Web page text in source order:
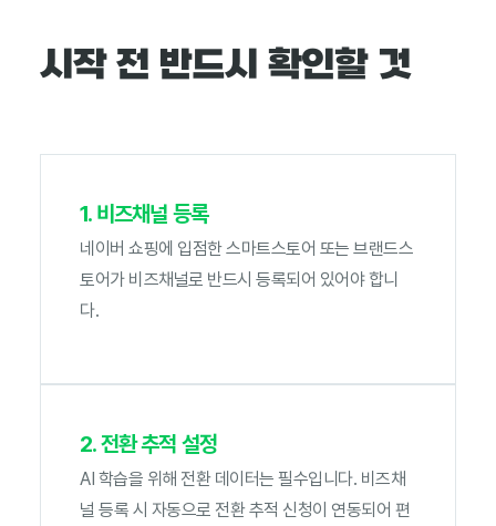
시작 전 반드시 확인할 것
1. 비즈채널 등록
네이버 쇼핑에 입점한 스마트스토어 또는 브랜드스
토어가 비즈채널로 반드시 등록되어 있어야 합니
다.
2. 전환 추적 설정
AI 학습을 위해 전환 데이터는 필수입니다. 비즈채
널 등록 시 자동으로 전환 추적 신청이 연동되어 편